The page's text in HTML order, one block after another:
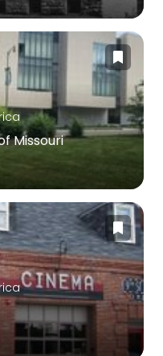
Missouri